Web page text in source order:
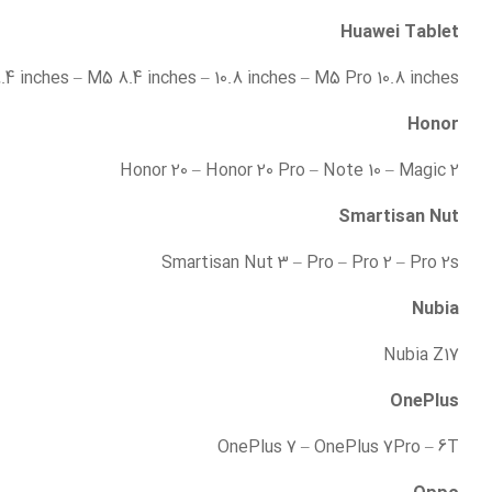
Huawei Tablet
inches – M5 8.4 inches – 10.8 inches – M5 Pro 10.8 inches
Honor
Honor 20 – Honor 20 Pro – Note 10 – Magic 2
Smartisan Nut
Smartisan Nut 3 – Pro – Pro 2 – Pro 2s
Nubia
Nubia Z17
OnePlus
OnePlus 7 – OnePlus 7Pro – 6T